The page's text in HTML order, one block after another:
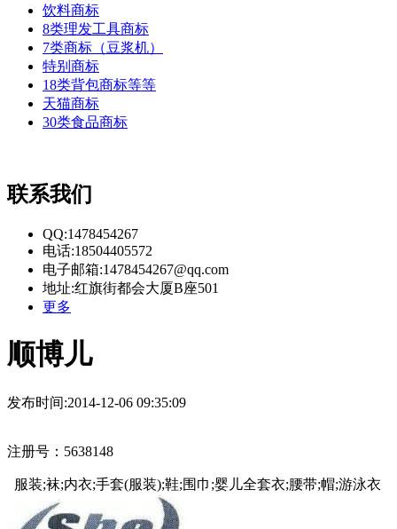
饮料商标
8类理发工具商标
7类商标（豆浆机）
特别商标
18类背包商标等等
天猫商标
30类食品商标
联系我们
QQ:1478454267
电话:18504405572
电子邮箱:1478454267@qq.com
地址:红旗街都会大厦B座501
更多
顺博儿
发布时间:2014-12-06 09:35:09
注册号：5638148
服装;袜;内衣;手套(服装);鞋;围巾;婴儿全套衣;腰带;帽;游泳衣